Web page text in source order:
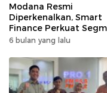
Modana Resmi
Diperkenalkan, Smart
Finance Perkuat
Pembiayaan Multiguna
6 bulan yang lalu